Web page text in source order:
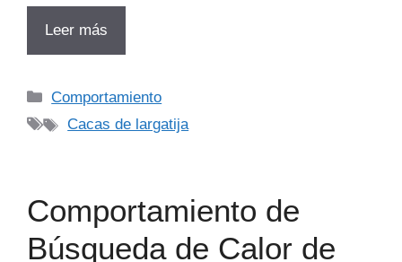
Leer más
Categorías
Comportamiento
Etiquetas
Cacas de largatija
Comportamiento de
Búsqueda de Calor de